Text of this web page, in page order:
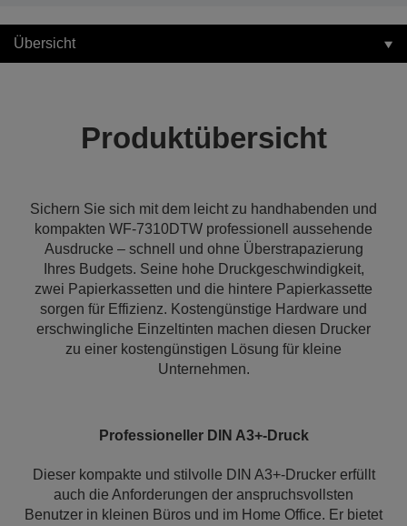
Übersicht
Produktübersicht
Sichern Sie sich mit dem leicht zu handhabenden und
kompakten WF-7310DTW professionell aussehende
Ausdrucke – schnell und ohne Überstrapazierung
Ihres Budgets. Seine hohe Druckgeschwindigkeit,
zwei Papierkassetten und die hintere Papierkassette
sorgen für Effizienz. Kostengünstige Hardware und
erschwingliche Einzeltinten machen diesen Drucker
zu einer kostengünstigen Lösung für kleine
Unternehmen.
Professioneller DIN A3+-Druck
Dieser kompakte und stilvolle DIN A3+-Drucker erfüllt
auch die Anforderungen der anspruchsvollsten
Benutzer in kleinen Büros und im Home Office. Er bietet